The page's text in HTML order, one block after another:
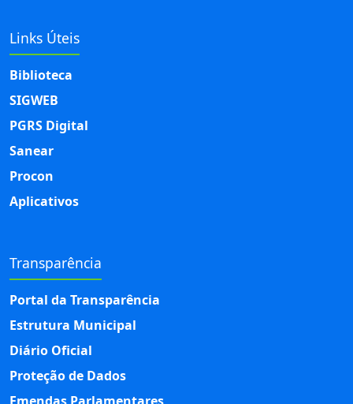
Links Úteis
Biblioteca
SIGWEB
PGRS Digital
Sanear
Procon
Aplicativos
Transparência
Portal da Transparência
Estrutura Municipal
Diário Oficial
Proteção de Dados